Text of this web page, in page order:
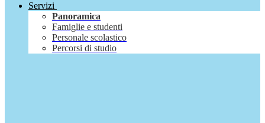
Servizi
Panoramica
Famiglie e studenti
Personale scolastico
Percorsi di studio